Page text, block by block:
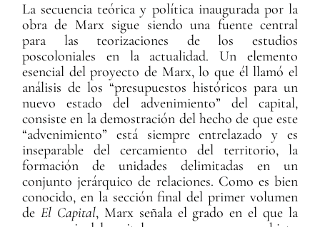
La secuencia teórica y política inaugurada por la
obra de Marx sigue siendo una fuente central
para las teorizaciones de los estudios
poscoloniales en la actualidad. Un elemento
esencial del proyecto de Marx, lo que él llamó el
análisis de los “presupuestos históricos para un
nuevo estado del advenimiento” del capital,
consiste en la demostración del hecho de que este
“advenimiento” está siempre entrelazado y es
inseparable del cercamiento del territorio, la
formación de unidades delimitadas en un
conjunto jerárquico de relaciones. Como es bien
conocido, en la sección final del primer volumen
de El Capital, Marx señala el grado en el que la